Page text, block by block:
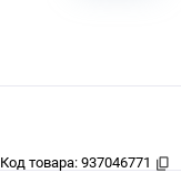
Код товара: 937046771